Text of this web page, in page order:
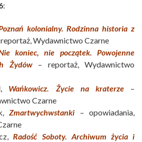
:
kolonialny. Rodzinna historia z
reportaż, Wydawnictwo Czarne
koniec, nie początek. Powojenne
Żydów– reportaż, Wydawnictwo
Wańkowicz. Życie na kraterze–
Czarne
Zmartwychwstanki – opowiadania,
Radość Soboty. Archiwum życia i